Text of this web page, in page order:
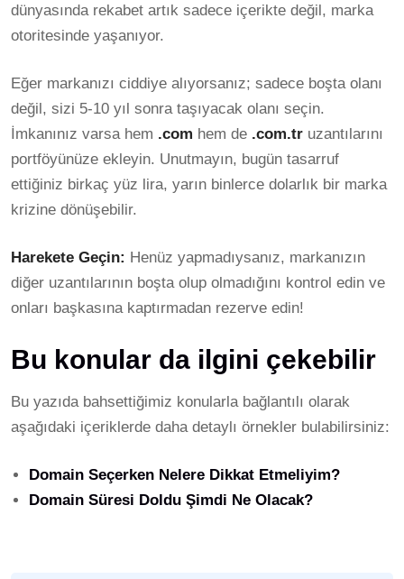
dünyasında rekabet artık sadece içerikte değil, marka
otoritesinde yaşanıyor.
Eğer markanızı ciddiye alıyorsanız; sadece boşta olanı
değil, sizi 5-10 yıl sonra taşıyacak olanı seçin.
İmkanınız varsa hem .com hem de .com.tr uzantılarını
portföyünüze ekleyin. Unutmayın, bugün tasarruf
ettiğiniz birkaç yüz lira, yarın binlerce dolarlık bir marka
krizine dönüşebilir.
Harekete Geçin: Henüz yapmadıysanız, markanızın
diğer uzantılarının boşta olup olmadığını kontrol edin ve
onları başkasına kaptırmadan rezerve edin!
Bu konular da ilgini çekebilir
Bu yazıda bahsettiğimiz konularla bağlantılı olarak
aşağıdaki içeriklerde daha detaylı örnekler bulabilirsiniz:
Domain Seçerken Nelere Dikkat Etmeliyim?
Domain Süresi Doldu Şimdi Ne Olacak?